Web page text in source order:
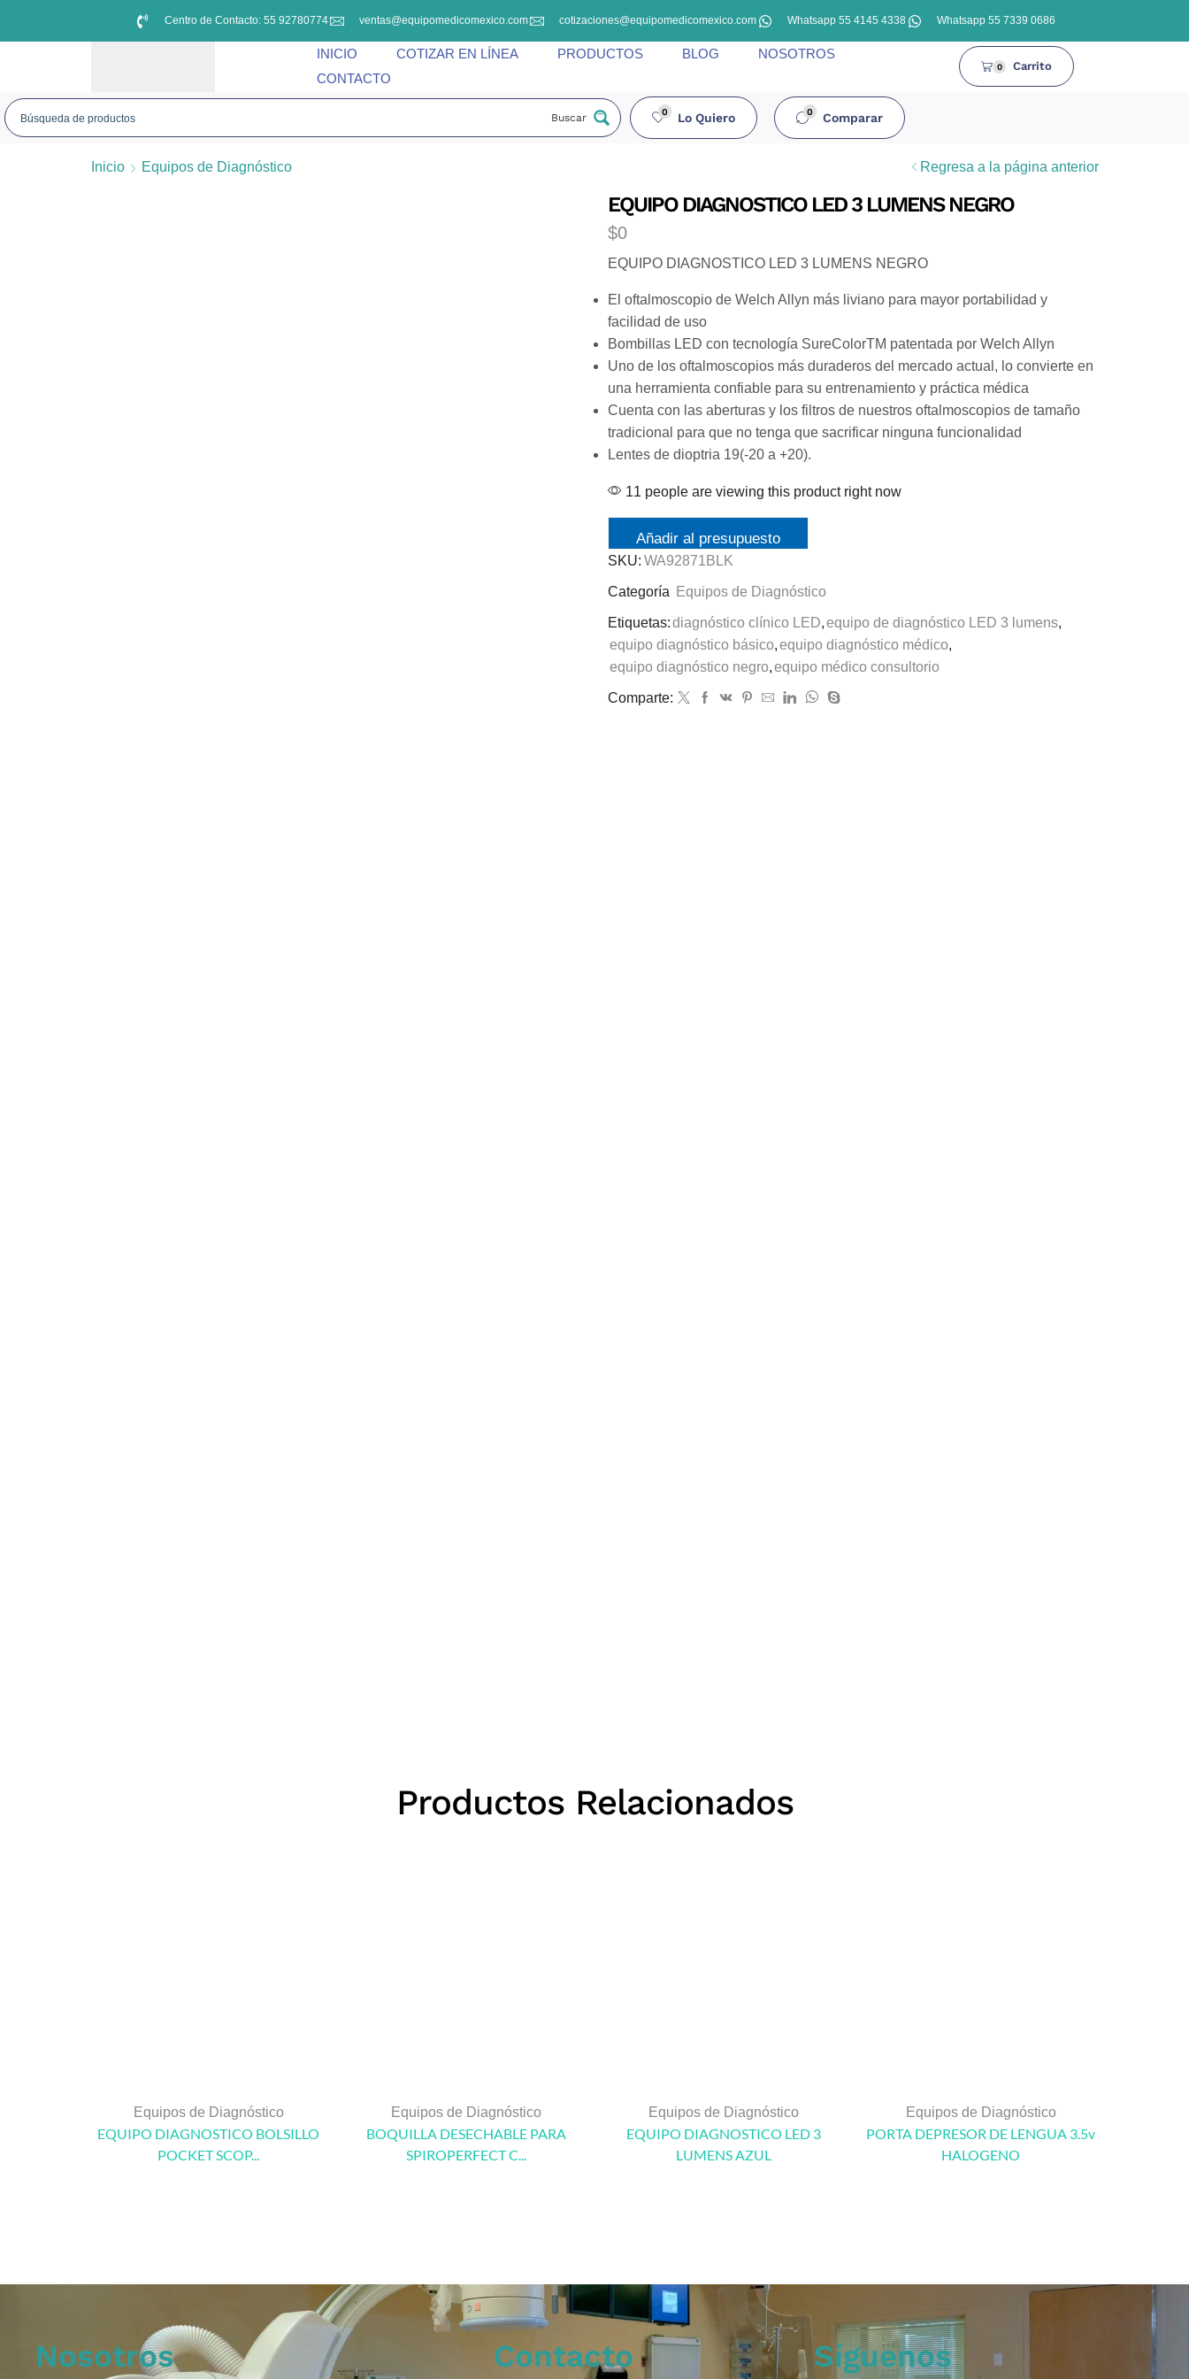
Centro de Contacto: 55 92780774 ventas@equipomedicomexico.com cotizaciones@equipomedicomexico.com Whatsapp 55 4145 4338 Whatsapp 55 7339 0686
INICIO COTIZAR EN LÍNEA PRODUCTOS BLOG
NOSOTROS
CONTACTO
0 Carrito
Buscar 0 Lo Quiero 0 Comparar
Inicio Equipos de Diagnóstico Regresa a la página anterior
EQUIPO DIAGNOSTICO LED 3 LUMENS NEGRO
$0
EQUIPO DIAGNOSTICO LED 3 LUMENS NEGRO
El oftalmoscopio de Welch Allyn más liviano para mayor portabilidad y
facilidad de uso
Bombillas LED con tecnología SureColorTM patentada por Welch Allyn
Uno de los oftalmoscopios más duraderos del mercado actual, lo convierte en
una herramienta confiable para su entrenamiento y práctica médica
Cuenta con las aberturas y los filtros de nuestros oftalmoscopios de tamaño
tradicional para que no tenga que sacrificar ninguna funcionalidad
Lentes de dioptria 19(-20 a +20).
11 people are viewing this product right now
Añadir al presupuesto
SKU: WA92871BLK
Categoría Equipos de Diagnóstico
Etiquetas:diagnóstico clínico LED,equipo de diagnóstico LED 3 lumens,
equipo diagnóstico básico,equipo diagnóstico médico,
equipo diagnóstico negro,equipo médico consultorio
Comparte:
Productos Relacionados
Equipos de Diagnóstico
EQUIPO DIAGNOSTICO BOLSILLO
POCKET SCOP...
Equipos de Diagnóstico
BOQUILLA DESECHABLE PARA
SPIROPERFECT C...
Equipos de Diagnóstico
EQUIPO DIAGNOSTICO LED 3
LUMENS AZUL
Equipos de Diagnóstico
PORTA DEPRESOR DE LENGUA 3.5v
HALOGENO
Nosotros Contacto Síguenos